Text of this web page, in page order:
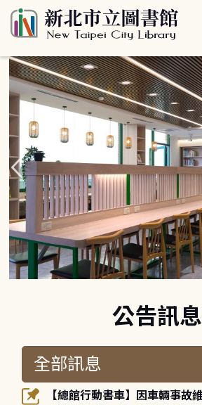
公告訊息